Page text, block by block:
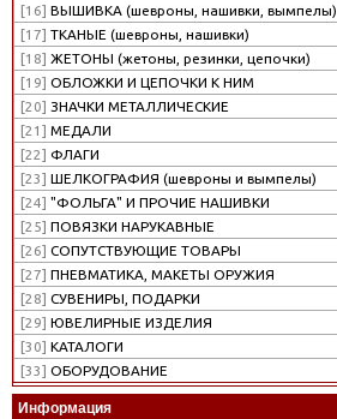
[16] ВЫШИВКА (шевроны, нашивки, вымпелы)
[17] ТКАНЫЕ (шевроны, нашивки)
[18] ЖЕТОНЫ (жетоны, резинки, цепочки)
[19] ОБЛОЖКИ И ЦЕПОЧКИ К НИМ
[20] ЗНАЧКИ МЕТАЛЛИЧЕСКИЕ
[21] МЕДАЛИ
[22] ФЛАГИ
[23] ШЕЛКОГРАФИЯ (шевроны и вымпелы)
[24] "ФОЛЬГА" И ПРОЧИЕ НАШИВКИ
[25] ПОВЯЗКИ НАРУКАВНЫЕ
[26] СОПУТСТВУЮЩИЕ ТОВАРЫ
[27] ПНЕВМАТИКА, МАКЕТЫ ОРУЖИЯ
[28] СУВЕНИРЫ, ПОДАРКИ
[29] ЮВЕЛИРНЫЕ ИЗДЕЛИЯ
[30] КАТАЛОГИ
[33] ОБОРУДОВАНИЕ
Информация